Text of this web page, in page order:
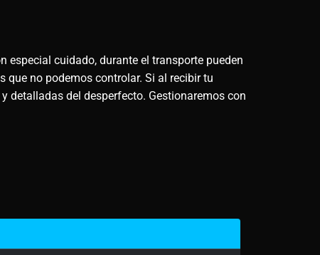
especial cuidado, durante el transporte pueden
que no podemos controlar. Si al recibir tu
detalladas del desperfecto. Gestionaremos con